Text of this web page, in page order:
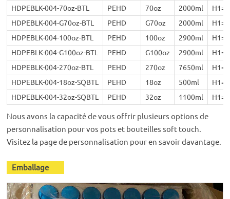
HDPEBLK-004-70oz-BTL PEHD 70oz 2000ml
HDPEBLK-004-G70oz-BTL
PEHD G70oz 2000ml
HDPEBLK-004-100oz-BTL
PEHD 100oz 2900ml
HDPEBLK-004-G100oz-BTL
PEHD G100oz 2900ml
HDPEBLK-004-270oz-BTL
PEHD 270oz 7650ml
HDPEBLK-004-18oz-SQBTL
PEHD 18oz 500ml
HDPEBLK-004-32oz-SQBTL
PEHD 32oz 1100ml
Nous avons la capacité de vous offrir plusieurs options de
personnalisation pour vos pots et bouteilles soft touch.
Visitez la page de personnalisation pour en savoir davantage.
Emballage